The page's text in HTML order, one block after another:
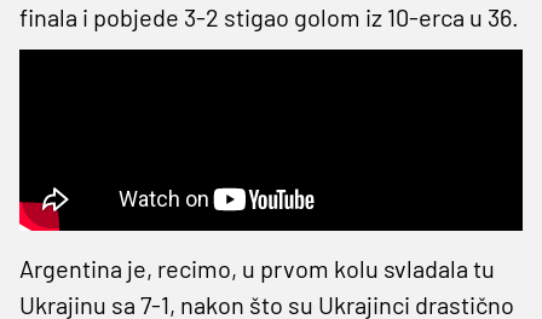
finala i pobjede 3-2 stigao golom iz 10-erca u 36.
Argentina je, recimo, u prvom kolu svladala tu
Ukrajinu sa 7-1, nakon što su Ukrajinci drastično